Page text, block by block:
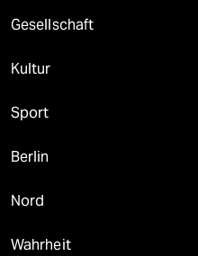
Gesellschaft
Kultur
Sport
Berlin
Nord
Wahrheit